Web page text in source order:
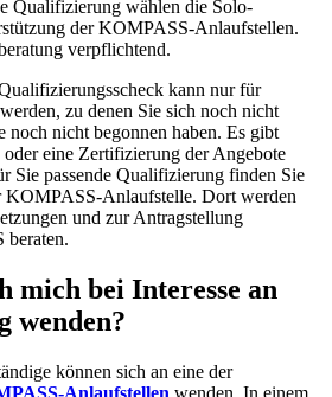
Qualifizierung wählen die Solo-
der KOMPASS-Anlaufstellen.
verpflichtend.
kann nur für
zu denen Sie sich noch nicht
noch nicht begonnen haben. Es gibt
eine Zertifizierung der Angebote
Sie passende Qualifizierung finden Sie
Anlaufstelle. Dort werden
und zur Antragstellung
beraten.
mich bei Interesse an
wenden?
können sich an eine der
Anlaufstellen wenden. In einem